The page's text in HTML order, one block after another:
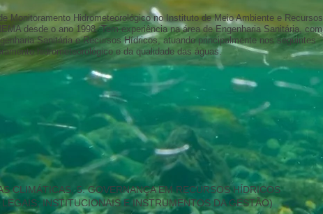
Monitoramento Hidrometeorológico no Instituto de Meio Ambiente e Recursos
desde o ano 1998. Tem experiência na área de Engenharia Sanitária, com
Sanitária e Recursos Hídricos, atuando principalmente nos seguintes
hidrometeorológico e da qualidade das águas.
CLIMÁTICAS, 5. GOVERNANÇA EM RECURSOS HÍDRICOS
INSTITUCIONAIS E INSTRUMENTOS DA GESTÃO)